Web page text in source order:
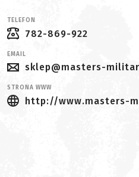
TELEFON
782-869-922
EMAIL
sklep@masters-
STRONA WWW
http://www.masters-